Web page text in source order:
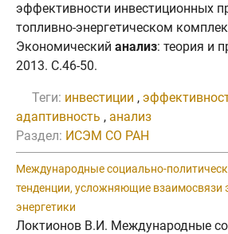
эффективности инвестиционных
топливно-энергетическом
Экономический анализ: теория и
2013. C.46-50.
Теги: инвестиции ,
адаптивность , анализ
Раздел: ИСЭМ СО РАН
Международные социально-
тенденции, усложняющие взаимосвязи
энергетики
Локтионов В.И. Международные